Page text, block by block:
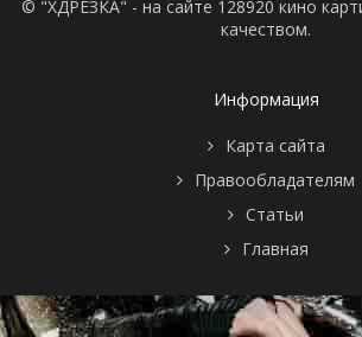
© "ХДРЕЗКА" - на сайте 128920 кино
качеством.
Информация
Карта сайта
Правообладателям
Статьи
Главная